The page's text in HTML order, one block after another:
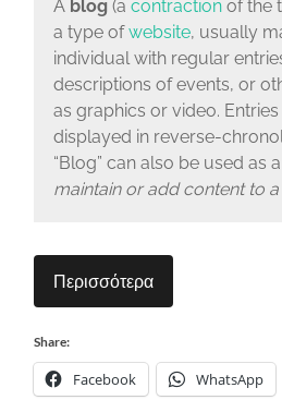
A blog(a contractionof the
a type ofwebsite, usually
individual with regular
descriptions of events, or
as graphics or video.
displayed in reverse-
“Blog” can also be used as
maintain or add content to
Περισσότερα
Share:
Facebook WhatsApp